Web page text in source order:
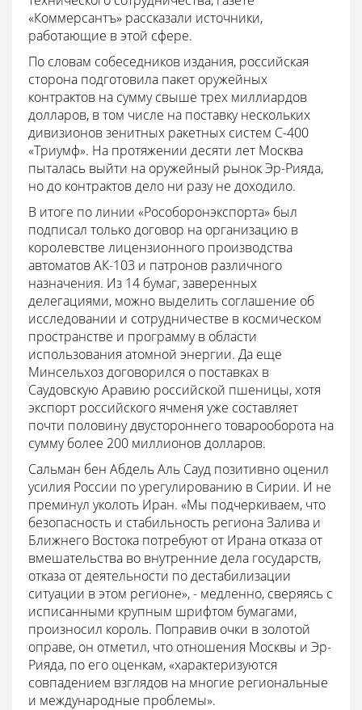
«Коммерсантъ» рассказали источники,
работающие в этой сфере.
По словам собеседников издания, российская
сторона подготовила пакет оружейных
контрактов на сумму свыше трех миллиардов
долларов, в том числе на поставку нескольких
дивизионов зенитных ракетных систем С-400
«Триумф». На протяжении десяти лет Москва
пыталась выйти на оружейный рынок Эр-Рияда,
но до контрактов дело ни разу не доходило.
В итоге по линии «Рособоронэкспорта» был
подписал только договор на организацию в
королевстве лицензионного производства
автоматов АК-103 и патронов различного
назначения. Из 14 бумаг, заверенных
делегациями, можно выделить соглашение об
исследовании и сотрудничестве в космическом
пространстве и программу в области
использования атомной энергии. Да еще
Минсельхоз договорился о поставках в
Саудовскую Аравию российской пшеницы, хотя
экспорт российского ячменя уже составляет
почти половину двустороннего товарооборота на
сумму более 200 миллионов долларов.
Сальман бен Абдель Аль Сауд позитивно оценил
усилия России по урегулированию в Сирии. И не
преминул уколоть Иран. «Мы подчеркиваем, что
безопасность и стабильность региона Залива и
Ближнего Востока потребуют от Ирана отказа от
вмешательства во внутренние дела государств,
отказа от деятельности по дестабилизации
ситуации в этом регионе», - медленно, сверяясь с
исписанными крупным шрифтом бумагами,
произносил король. Поправив очки в золотой
оправе, он отметил, что отношения Москвы и Эр-
Рияда, по его оценкам, «характеризуются
совпадением взглядов на многие региональные
и международные проблемы».